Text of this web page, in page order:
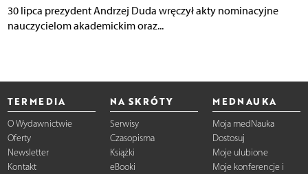
30 lipca prezydent Andrzej Duda wręczył akty nominacyjne
nauczycielom akademickim oraz...
TERMEDIA
O Wydawnictwie
Oferty
Newsletter
Kontakt
NA SKRÓTY
Serwisy
Czasopisma
Książki
eBooki
MEDNAUKA
Moja medNauka
Dostosuj
Moje ulubione
Moje konferencje i